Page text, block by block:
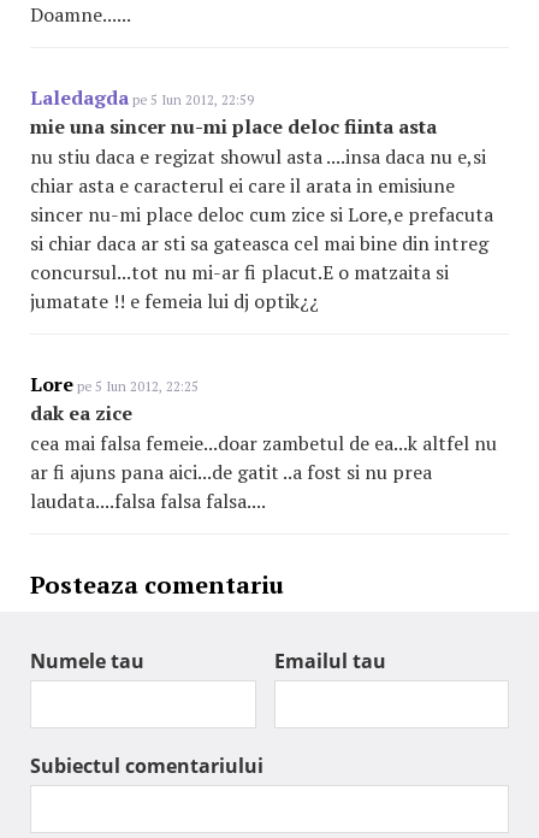
Doamne......
Laledagda pe 5 Iun 2012, 22:59
mie una sincer nu-mi place deloc fiinta asta
nu stiu daca e regizat showul asta ....insa daca nu e,si
chiar asta e caracterul ei care il arata in emisiune
sincer nu-mi place deloc cum zice si Lore,e prefacuta
si chiar daca ar sti sa gateasca cel mai bine din intreg
concursul...tot nu mi-ar fi placut.E o matzaita si
jumatate !! e femeia lui dj optik¿¿
Lore pe 5 Iun 2012, 22:25
dak ea zice
cea mai falsa femeie...doar zambetul de ea...k altfel nu
ar fi ajuns pana aici...de gatit ..a fost si nu prea
laudata....falsa falsa falsa....
Posteaza comentariu
Numele tau Emailul tau
Subiectul comentariului